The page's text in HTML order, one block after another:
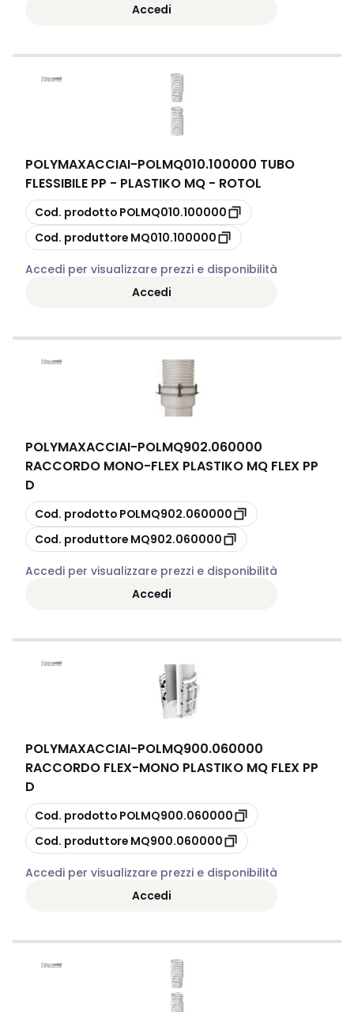
Accedi
POLYMAXACCIAI-POLMQ010.100000 TUBO
FLESSIBILE PP - PLASTIKO MQ - ROTOL
copia
Cod. prodotto POLMQ010.100000
copia
Cod. produttore MQ010.100000
Accedi per visualizzare prezzi e disponibilità
Accedi
POLYMAXACCIAI-POLMQ902.060000
RACCORDO MONO-FLEX PLASTIKO MQ FLEX PP
D
copia
Cod. prodotto POLMQ902.060000
copia
Cod. produttore MQ902.060000
Accedi per visualizzare prezzi e disponibilità
Accedi
POLYMAXACCIAI-POLMQ900.060000
RACCORDO FLEX-MONO PLASTIKO MQ FLEX PP
D
copia
Cod. prodotto POLMQ900.060000
copia
Cod. produttore MQ900.060000
Accedi per visualizzare prezzi e disponibilità
Accedi